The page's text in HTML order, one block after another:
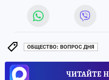
ОБЩЕСТВО: ВОПРОС ДНЯ
ЧИТАЙТЕ